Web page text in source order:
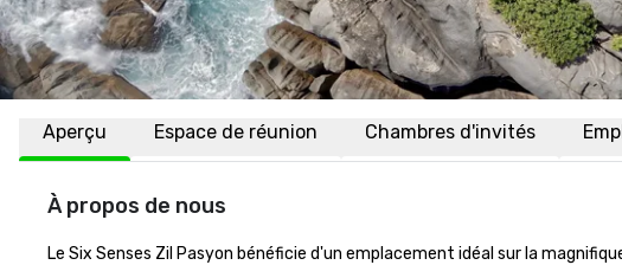
Aperçu Espace de réunion Chambres d'invités
À propos de nous
Le Six Senses Zil Pasyon bénéficie d'un emplacement idéal sur la